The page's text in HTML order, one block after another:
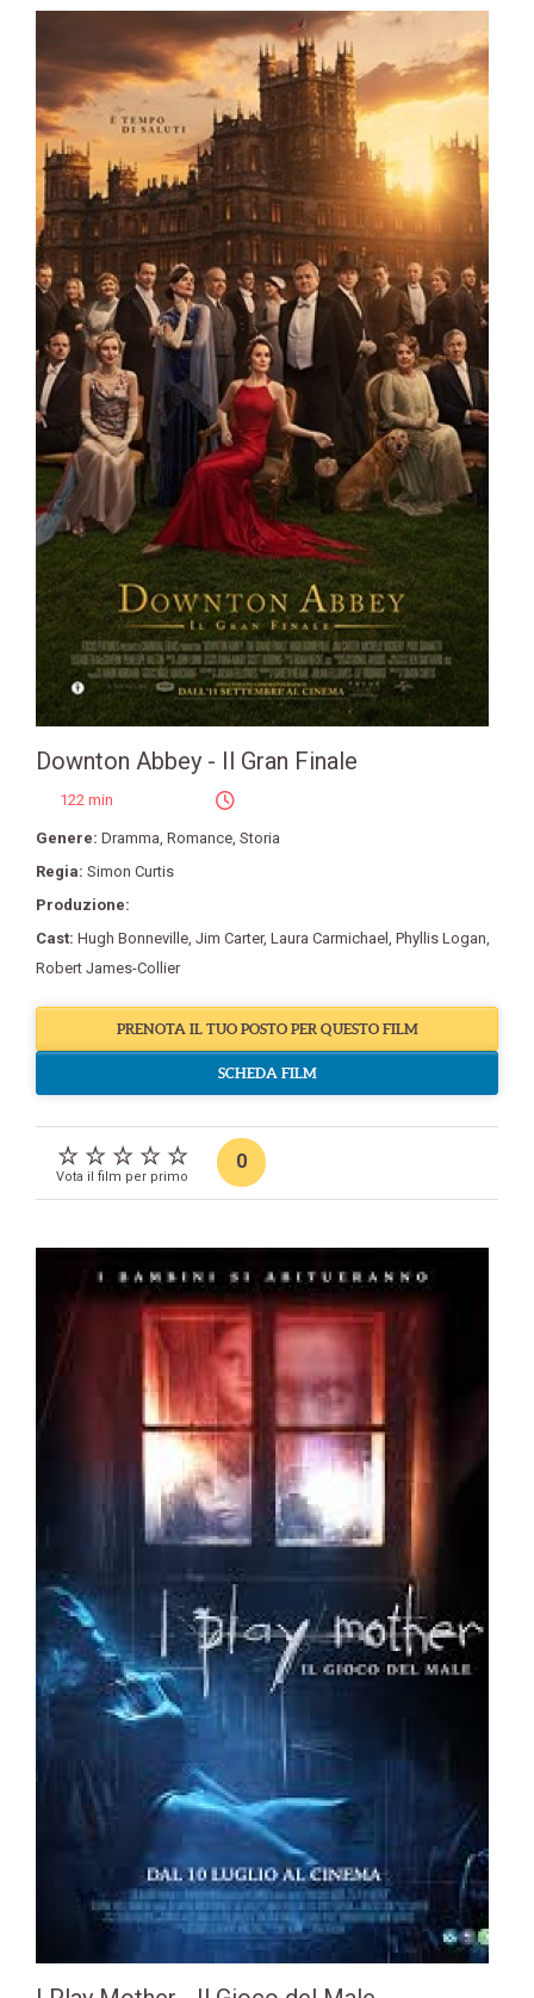
Downton Abbey - Il Gran Finale
122 min
Genere: Dramma, Romance, Storia
Regia: Simon Curtis
Produzione:
Cast: Hugh Bonneville, Jim Carter, Laura Carmichael , Phyllis Logan,
Robert James-Collier
PRENOTA IL TUO POSTO PER QUESTO FILM
SCHEDA FILM
Vota il film per primo
0